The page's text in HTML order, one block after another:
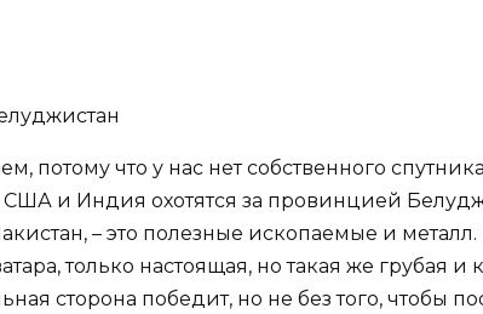
потому что у нас нет собственного
США и Индия охотятся за провинцией
– это полезные ископаемые и металл.
только настоящая, но такая же грубая и
сторона победит, но не без того, чтобы